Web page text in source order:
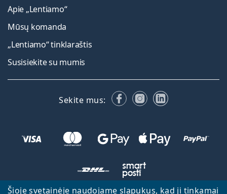
Šioje svetainėje naudojame slapukus, kad ji tinkamai
Apie „Lentiamo“
Mūsų komanda
„Lentiamo“ tinklaraštis
Susisiekite su mumis
Sekite mus: FacebookInstagram
LinkedIn